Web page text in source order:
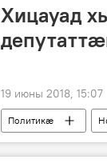
Хицауад
19 июны 2018, 15:07
Политикӕ